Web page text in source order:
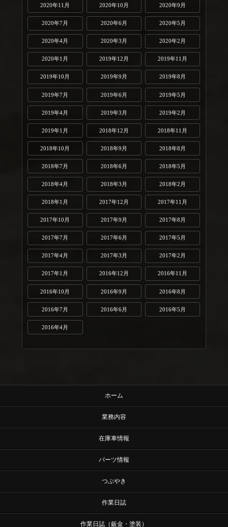
2020年11月 2020年10月 2020年9月
2020年7月 2020年6月 2020年5月
2020年4月 2020年3月 2020年2月
2020年1月 2019年12月 2019年11月
2019年10月 2019年9月 2019年8月
2019年7月 2019年6月 2019年5月
2019年4月 2019年3月 2019年2月
2019年1月 2018年12月 2018年11月
2018年10月 2018年9月 2018年8月
2018年7月 2018年6月 2018年5月
2018年4月 2018年3月 2018年2月
2018年1月 2017年12月 2017年11月
2017年10月 2017年9月 2017年8月
2017年7月 2017年6月 2017年5月
2017年4月 2017年3月 2017年2月
2017年1月 2016年12月 2016年11月
2016年10月 2016年9月 2016年8月
2016年7月 2016年6月 2016年5月
2016年4月
ホーム
業務内容
在庫車情報
パーツ情報
つぶやき
作業日誌
作業日誌（鈑金・塗装）